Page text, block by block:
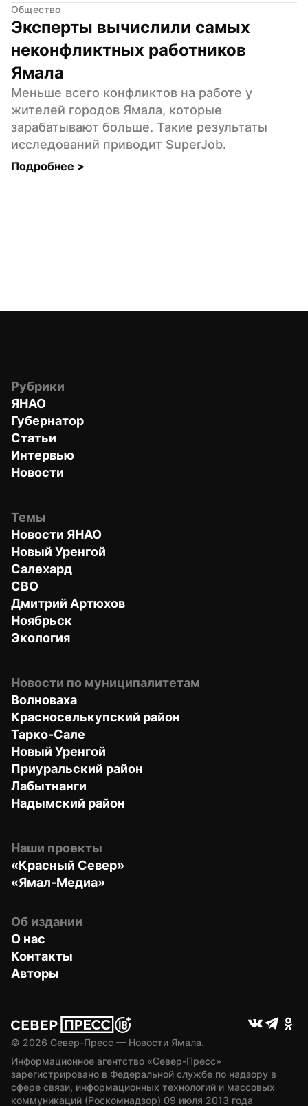
Общество
Эксперты вычислили самых
неконфликтных работников
Ямала
Меньше всего конфликтов на работе у
жителей городов Ямала, которые
зарабатывают больше. Такие результаты
исследований приводит SuperJob.
Подробнее >
Рубрики
ЯНАО
Губернатор
Статьи
Интервью
Новости
Темы
Новости ЯНАО
Новый Уренгой
Салехард
СВО
Дмитрий Артюхов
Ноябрьск
Экология
Новости по муниципалитетам
Волноваха
Красноселькупский район
Тарко-Сале
Новый Уренгой
Приуральский район
Лабытнанги
Надымский район
Наши проекты
«Красный Север»
«Ямал-Медиа»
Об издании
О нас
Контакты
Авторы
© 2026 Север-Пресс — Новости Ямала.
Информационное агентство «Север-Пресс»
зарегистрировано в Федеральной службе по надзору в
сфере связи, информационных технологий и массовых
коммуникаций (Роскомнадзор) 09 июля 2013 года